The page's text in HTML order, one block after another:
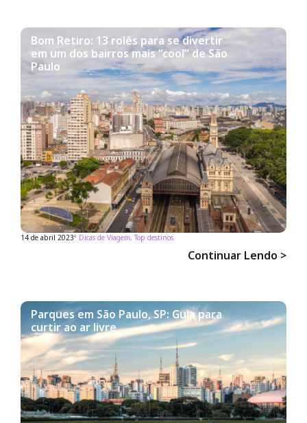
Bom Retiro: 13 rolês para se divertir
em um dos bairros mais “cool” de São
Paulo
14 de abril 2023° Dicas de Viagem, Top destinos
Continuar Lendo >
Parques em São Paulo, SP: Guia para
curtir ao ar livre